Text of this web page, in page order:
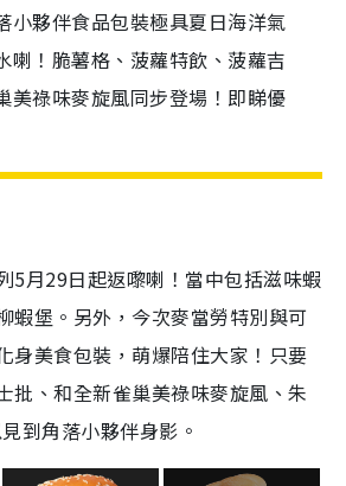
小夥伴食品包裝極具夏日海洋氣
喇！脆薯格、菠蘿特飲、菠蘿吉
美祿味麥旋風同步登場！即睇優
5月29日起返嚟喇！當中包括滋味蝦
蝦堡。另外，今次麥當勞特別與可
身美食包裝，萌爆陪住大家！只要
批、和全新雀巢美祿味麥旋風、朱
到角落小夥伴身影。